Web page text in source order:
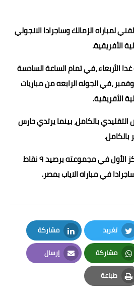
خدمات
فن المطبخ
مقالات
لمباراه الزمالك وساجرادا الانجولي
الأفريقية.
الأربعاء ،في تمام الساعة السادسة
على أرضيه ستاد ١١ نوفمبر ،في الجوله الرابعه من مباريات
الأفريقية.
التقليدي بالكامل، بينما يرتدي حارس
ويذكر ان الزمالك يحتل المركز الأول في مجموعته برصيد ٩ نقاط
في مباراه الاياب بمصر.
تغريد
Twitter
مشاركة
LinkedIn
مشاركة
Whatsapp
إرسال
Email
طباعة
Print